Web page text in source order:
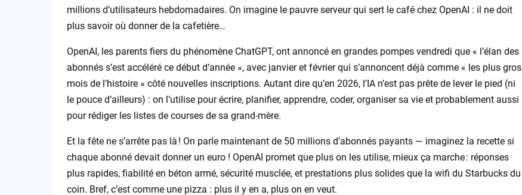
millions d’utilisateurs hebdomadaires. On imagine le pauvre serveur qui sert le café chez OpenAI : il ne doit
plus savoir où donner de la cafetière…
OpenAI, les parents fiers du phénomène ChatGPT, ont annoncé en grandes pompes vendredi que « l’élan des
abonnés s’est accéléré ce début d’année », avec janvier et février qui s’annoncent déjà comme « les plus gros
mois de l’histoire » côté nouvelles inscriptions. Autant dire qu’en 2026, l’IA n’est pas prête de lever le pied (ni
le pouce d’ailleurs) : on l’utilise pour écrire, planifier, apprendre, coder, organiser sa vie et probablement aussi
pour rédiger les listes de courses de sa grand-mère.
Et la fête ne s’arrête pas là ! On parle maintenant de 50 millions d’abonnés payants — imaginez la recette si
chaque abonné devait donner un euro ! OpenAI promet que plus on les utilise, mieux ça marche : réponses
plus rapides, fiabilité en béton armé, sécurité musclée, et prestations plus solides que la wifi du Starbucks du
coin. Bref, c’est comme une pizza : plus il y en a, plus on en veut.